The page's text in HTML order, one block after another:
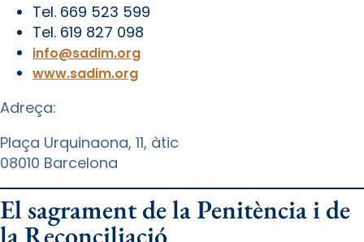
Tel. 669 523 599
Tel. 619 827 098
info@sadim.org
www.sadim.org
Adreça:
Plaça Urquinaona, 11, àtic
08010 Barcelona
El sagrament de la Penitència i de
la Reconciliació